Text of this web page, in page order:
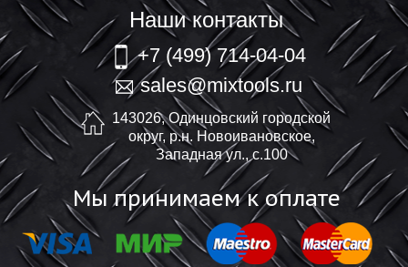
Наши контакты
+7 (499) 714-04-04
sales@mixtools.ru
143026, Одинцовский городской
округ, р.н. Новоивановское,
Западная ул., с.100
Мы принимаем к оплате